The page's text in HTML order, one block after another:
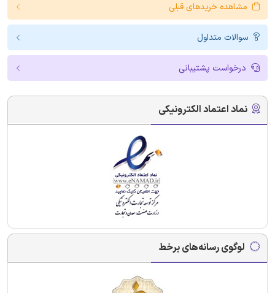
مشاهده خریدهای قبلی
سوالات متداول
درخواست پشتیبانی
نماد اعتماد الکترونیکی
لوگوی رسانه‌های برخط